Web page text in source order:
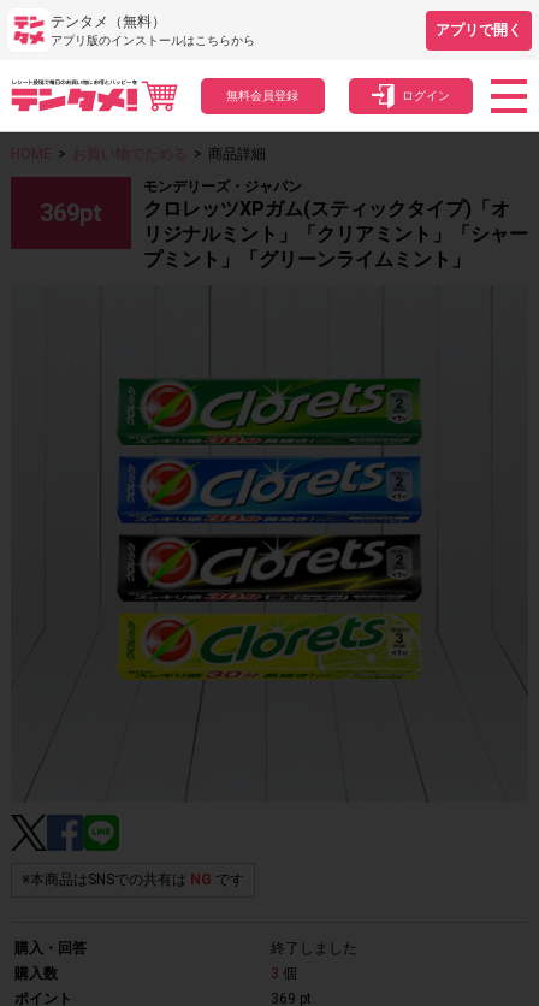
テンタメ（無料）
アプリ版のインストールはこちらから
アプリで開く
無料会員登録 ログイン
HOME > お買い物でためる > 商品詳細
369pt
モンデリーズ・ジャパン
クロレッツXPガム(スティックタイプ)「オ
リジナルミント」「クリアミント」「シャー
プミント」「グリーンライムミント」
※本商品はSNSでの共有は NG です
購入・回答
終了しました
購入数
3 個
ポイント
369 pt